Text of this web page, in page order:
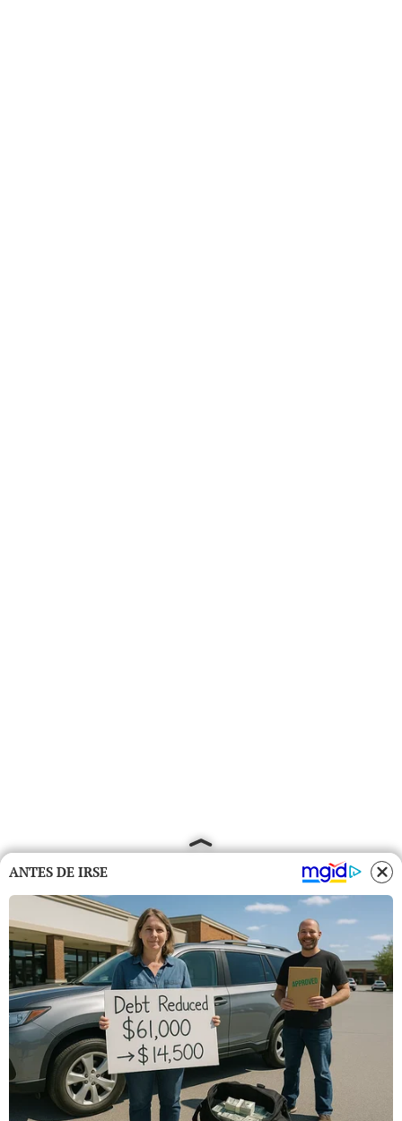
ANTES DE IRSE